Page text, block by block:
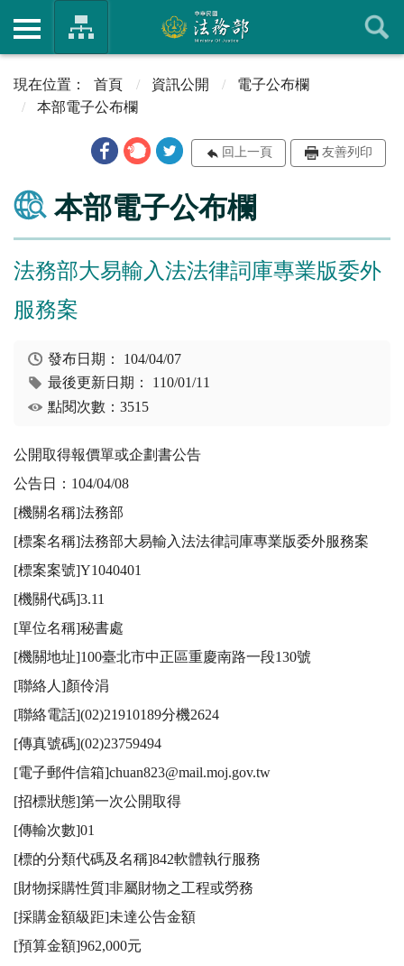
首頁 資訊公開
電子公布欄
本部電子公布欄
回上一頁 友善列印
本部電子公布欄
法務部大易輸入法法律詞庫專業版委外
服務案
發布日期： 104/04/07
最後更新日期： 110/01/11
點閱次數：3515
公開取得報價單或企劃書公告
公告日：104/04/08
[機關名稱]法務部
[標案名稱]法務部大易輸入法法律詞庫專業版委外服務案
[標案案號]Y1040401
[機關代碼]3.11
[單位名稱]秘書處
[機關地址]100臺北市中正區重慶南路一段130號
[聯絡人]顏伶涓
[聯絡電話](02)21910189分機2624
[傳真號碼](02)23759494
[電子郵件信箱]chuan823@mail.moj.gov.tw
[招標狀態]第一次公開取得
[傳輸次數]01
[標的分類代碼及名稱]842軟體執行服務
[財物採購性質]非屬財物之工程或勞務
[採購金額級距]未達公告金額
[預算金額]962,000元